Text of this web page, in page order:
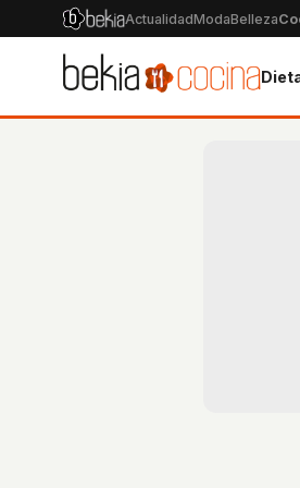
ActualidadModaBelleza